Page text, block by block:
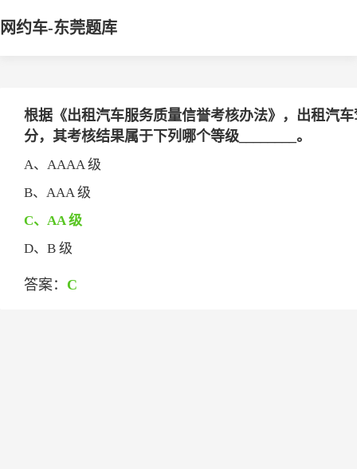
网约车-东莞题库
根据《出租汽车服务质量信誉考核办法》，出租汽
分，其考核结果属于下列哪个等级________。
A、AAAA 级
B、AAA 级
C、AA 级
D、B 级
答案： C